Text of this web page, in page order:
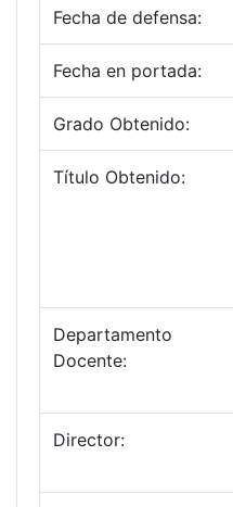
Fecha de defensa:
Fecha en portada:
Grado Obtenido:
Título Obtenido:
Departamento
Docente:
Director: